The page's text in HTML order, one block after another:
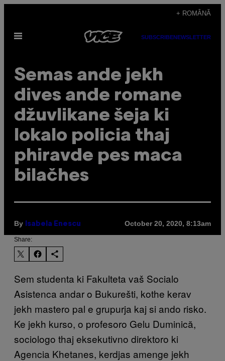
content
+ ROMÂNĂ
Open
SUBSCRIBENEWSLETTER
Semas ande jekh
dives ande romane
džuvlikane šeja ki
lokalo policia thaj
phiravde pes maca
bilačhes
By Isabela Enescu October 20, 2020, 8:13am
Share:
Sem studenta ki Fakulteta vaš Socialo
Asistenca andar o Bukurešti, kothe kerav
jekh mastero pal e grupurja kaj si ando risko.
Ke jekh kurso, o profesoro Gelu Duminică,
sociologo thaj eksekutivno direktoro ki
Agencia Khetanes, kerdjas amenge jekh